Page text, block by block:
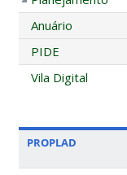
Anuário
PIDE
Vila Digital
PROPLAD